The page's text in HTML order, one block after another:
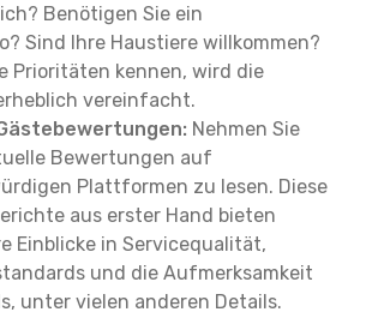
Benötigen Sie ein
Sind Ihre Haustiere willkommen?
Prioritäten kennen, wird die
vereinfacht.
Nehmen Sie
Bewertungen auf
Plattformen zu lesen. Diese
aus erster Hand bieten
Einblicke in Servicequalität,
und die Aufmerksamkeit
unter vielen anderen Details.